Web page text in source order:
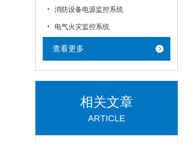
消防设备电源监控系统
电气火灾监控系统
查看更多
相关文章
ARTICLE